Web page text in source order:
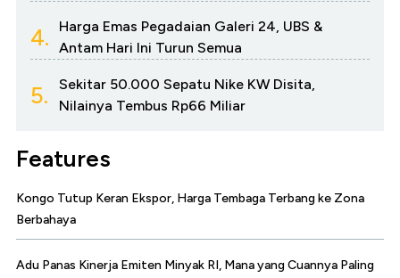
4.
Harga Emas Pegadaian Galeri 24, UBS &
Antam Hari Ini Turun Semua
5.
Sekitar 50.000 Sepatu Nike KW Disita,
Nilainya Tembus Rp66 Miliar
Features
Kongo Tutup Keran Ekspor, Harga Tembaga Terbang ke Zona
Berbahaya
Adu Panas Kinerja Emiten Minyak RI, Mana yang Cuannya Paling